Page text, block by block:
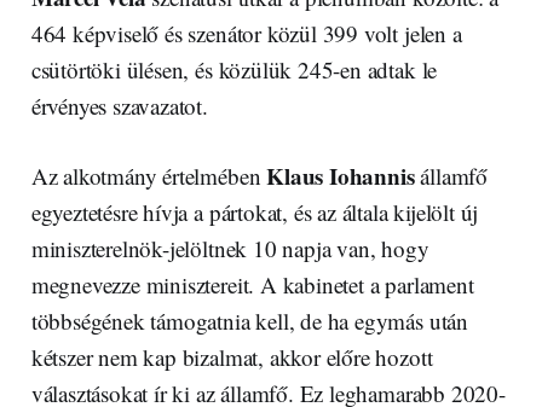
464 képviselő és szenátor közül 399 volt jelen a
csütörtöki ülésen, és közülük 245-en adtak le
érvényes szavazatot.
Az alkotmány értelmébenKlaus Iohannisállamfő
egyeztetésre hívja a pártokat, és az általa kijelölt új
miniszterelnök-jelöltnek 10 napja van, hogy
megnevezze minisztereit. A kabinetet a parlament
többségének támogatnia kell, de ha egymás után
kétszer nem kap bizalmat, akkor előre hozott
választásokat ír ki az államfő. Ez leghamarabb 2020-